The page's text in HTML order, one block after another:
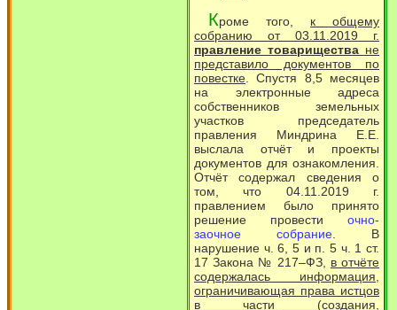
Кроме того, к общему
собранию от 03.11.2019 г.
правление товарищества не
представило документов по
повестке . Спустя 8,5 месяцев
на электронные адреса
собственников земельных
участков председатель
правления Миндрина Е.Е.
выслала отчёт и проекты
документов для ознакомления.
Отчёт содержал сведения о
том, что 04.11.2019 г.
правлением было принято
решение провести очно-
заочное собрание . В
нарушение ч. 6, 5 и п. 5 ч. 1 ст.
17 Закона № 217–ФЗ, в отчёте
содержалась информация,
ограничивающая права истцов
в части (создания,